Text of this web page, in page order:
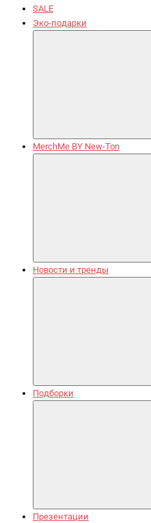
SALE
Эко-подарки
MerchMe BY New-Ton
Новости и тренды
Подборки
Презентации